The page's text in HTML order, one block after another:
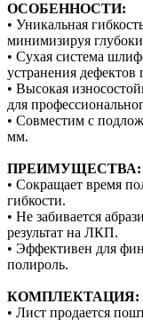
ОСОБЕННОСТИ:
• Уникальная
минимизируя
• Сухая система
устранения дефектов
• Высокая
для
• Совместим с
мм.
ПРЕИМУЩЕСТВА:
• Сокращает время
гибкости.
• Не забивается
результат на ЛКП.
• Эффективен для
полироль.
КОМПЛЕКТАЦИЯ:
• Лист продается